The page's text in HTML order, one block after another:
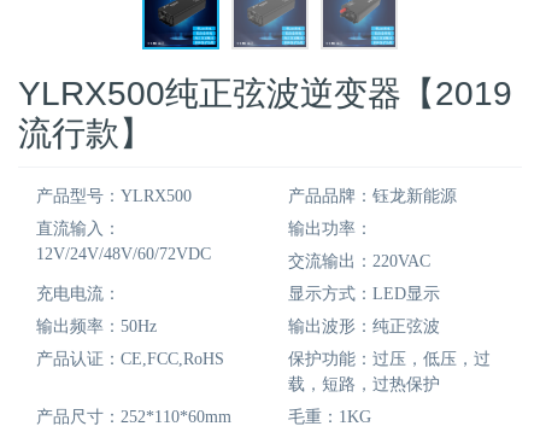
YLRX500纯正弦波逆变器【2019
流行款】
产品型号：YLRX500
产品品牌：钰龙新能源
直流输入：
12V/24V/48V/60/72VDC
输出功率：
交流输出：220VAC
充电电流：
显示方式：LED显示
输出频率：50Hz
输出波形：纯正弦波
产品认证：CE,FCC,RoHS
保护功能：过压，低压，过
载，短路，过热保护
产品尺寸：252*110*60mm
毛重：1KG